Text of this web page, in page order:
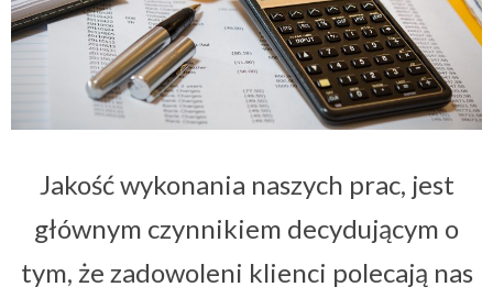
Jakość wykonania naszych prac, jest
głównym czynnikiem decydującym o
tym, że zadowoleni klienci polecają nas